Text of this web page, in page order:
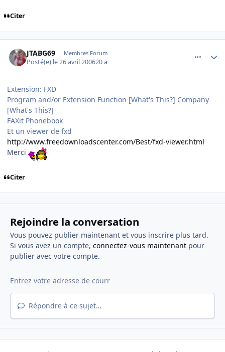
Citer
JTABG69 Membres Forum
Posté(e) le 26 avril 200620 a
Extension: FXD
Program and/or Extension Function [What's This?] Company
[What's This?]
FAXit Phonebook
Et un viewer de fxd
http://www.freedownloadscenter.com/Best/fxd-viewer.html
Merci
Citer
Rejoindre la conversation
Vous pouvez publier maintenant et vous inscrire plus tard.
Si vous avez un compte, connectez-vous maintenantpour
publier avec votre compte.
Répondre à ce sujet…